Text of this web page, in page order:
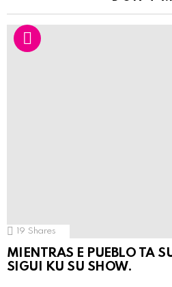
19 Shares
MIENTRAS E PUEBLO TA
SIGUI KU SU SHOW.